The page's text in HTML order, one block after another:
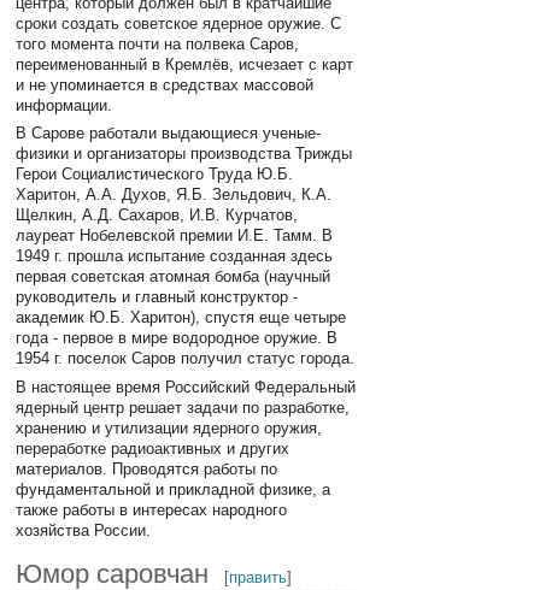
сроки создать советское ядерное оружие. С
того момента почти на полвека Саров,
переименованный в Кремлёв, исчезает с карт
и не упоминается в средствах массовой
информации.
В Сарове работали выдающиеся ученые-
физики и организаторы производства Трижды
Герои Социалистического Труда Ю.Б.
Харитон, А.А. Духов, Я.Б. Зельдович, К.А.
Щелкин, А.Д. Сахаров, И.В. Курчатов,
лауреат Нобелевской премии И.Е. Тамм. В
1949 г. прошла испытание созданная здесь
первая советская атомная бомба (научный
руководитель и главный конструктор -
академик Ю.Б. Харитон), спустя еще четыре
года - первое в мире водородное оружие. В
1954 г. поселок Саров получил статус города.
В настоящее время Российский Федеральный
ядерный центр решает задачи по разработке,
хранению и утилизации ядерного оружия,
переработке радиоактивных и других
материалов. Проводятся работы по
фундаментальной и прикладной физике, а
также работы в интересах народного
хозяйства России.
Юмор саровчан [править]